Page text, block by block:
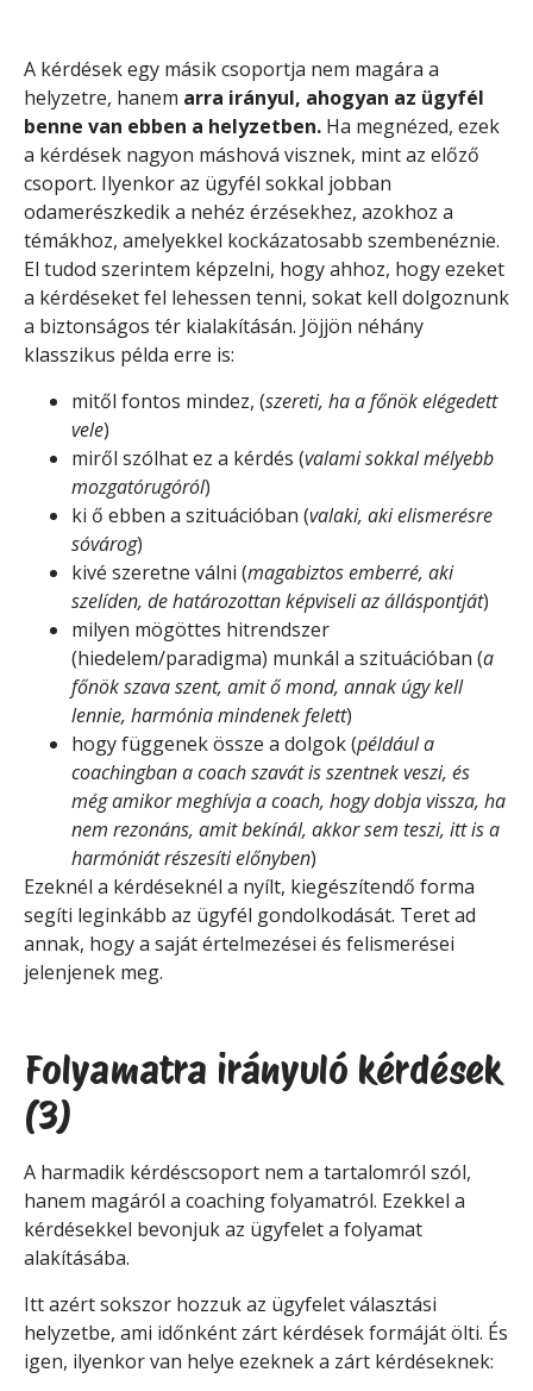
A kérdések egy másik csoportja nem magára a
helyzetre, hanem arra irányul, ahogyan az ügyfél
benne van ebben a helyzetben. Ha megnézed, ezek
a kérdések nagyon máshová visznek, mint az előző
csoport. Ilyenkor az ügyfél sokkal jobban
odamerészkedik a nehéz érzésekhez, azokhoz a
témákhoz, amelyekkel kockázatosabb szembenéznie.
El tudod szerintem képzelni, hogy ahhoz, hogy ezeket
a kérdéseket fel lehessen tenni, sokat kell dolgoznunk
a biztonságos tér kialakításán. Jöjjön néhány
klasszikus példa erre is:
mitől fontos mindez, (szereti, ha a főnök elégedett
vele)
miről szólhat ez a kérdés (valami sokkal mélyebb
mozgatórugóról)
ki ő ebben a szituációban (valaki, aki elismerésre
sóvárog)
kivé szeretne válni (magabiztos emberré, aki
szelíden, de határozottan képviseli az álláspontját)
milyen mögöttes hitrendszer
(hiedelem/paradigma) munkál a szituációban (a
főnök szava szent, amit ő mond, annak úgy kell
lennie, harmónia mindenek felett)
hogy függenek össze a dolgok (például a
coachingban a coach szavát is szentnek veszi, és
még amikor meghívja a coach, hogy dobja vissza, ha
nem rezonáns, amit bekínál, akkor sem teszi, itt is a
harmóniát részesíti előnyben)
Ezeknél a kérdéseknél a nyílt, kiegészítendő forma
segíti leginkább az ügyfél gondolkodását. Teret ad
annak, hogy a saját értelmezései és felismerései
jelenjenek meg.
Folyamatra irányuló kérdések
(3)
A harmadik kérdéscsoport nem a tartalomról szól,
hanem magáról a coaching folyamatról. Ezekkel a
kérdésekkel bevonjuk az ügyfelet a folyamat
alakításába.
Itt azért sokszor hozzuk az ügyfelet választási
helyzetbe, ami időnként zárt kérdések formáját ölti. És
igen, ilyenkor van helye ezeknek a zárt kérdéseknek: